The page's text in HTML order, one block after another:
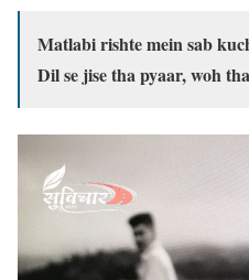
Matlabi rishte mein sab
Dil se jise tha pyaar, woh